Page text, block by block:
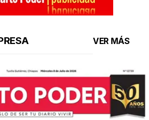
VER MÁS